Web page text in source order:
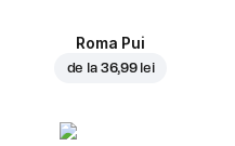
Roma Pui
de la 36,99 lei